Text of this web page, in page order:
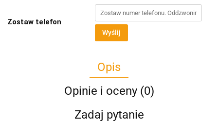
Zostaw telefon
Wyślij
Opis
Opinie i oceny (0)
Zadaj pytanie